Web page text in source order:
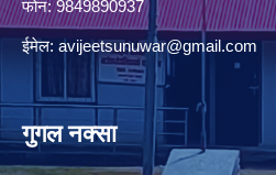
फोन: 9849890937
ईमेल: avijeetsunuwar@gmail.com
गुगल नक्सा